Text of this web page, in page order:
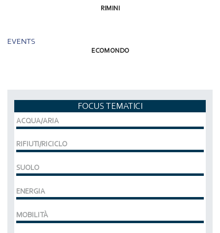
RIMINI
EVENTS
ECOMONDO
FOCUS TEMATICI
ACQUA/ARIA
RIFIUTI/RICICLO
SUOLO
ENERGIA
MOBILITÀ